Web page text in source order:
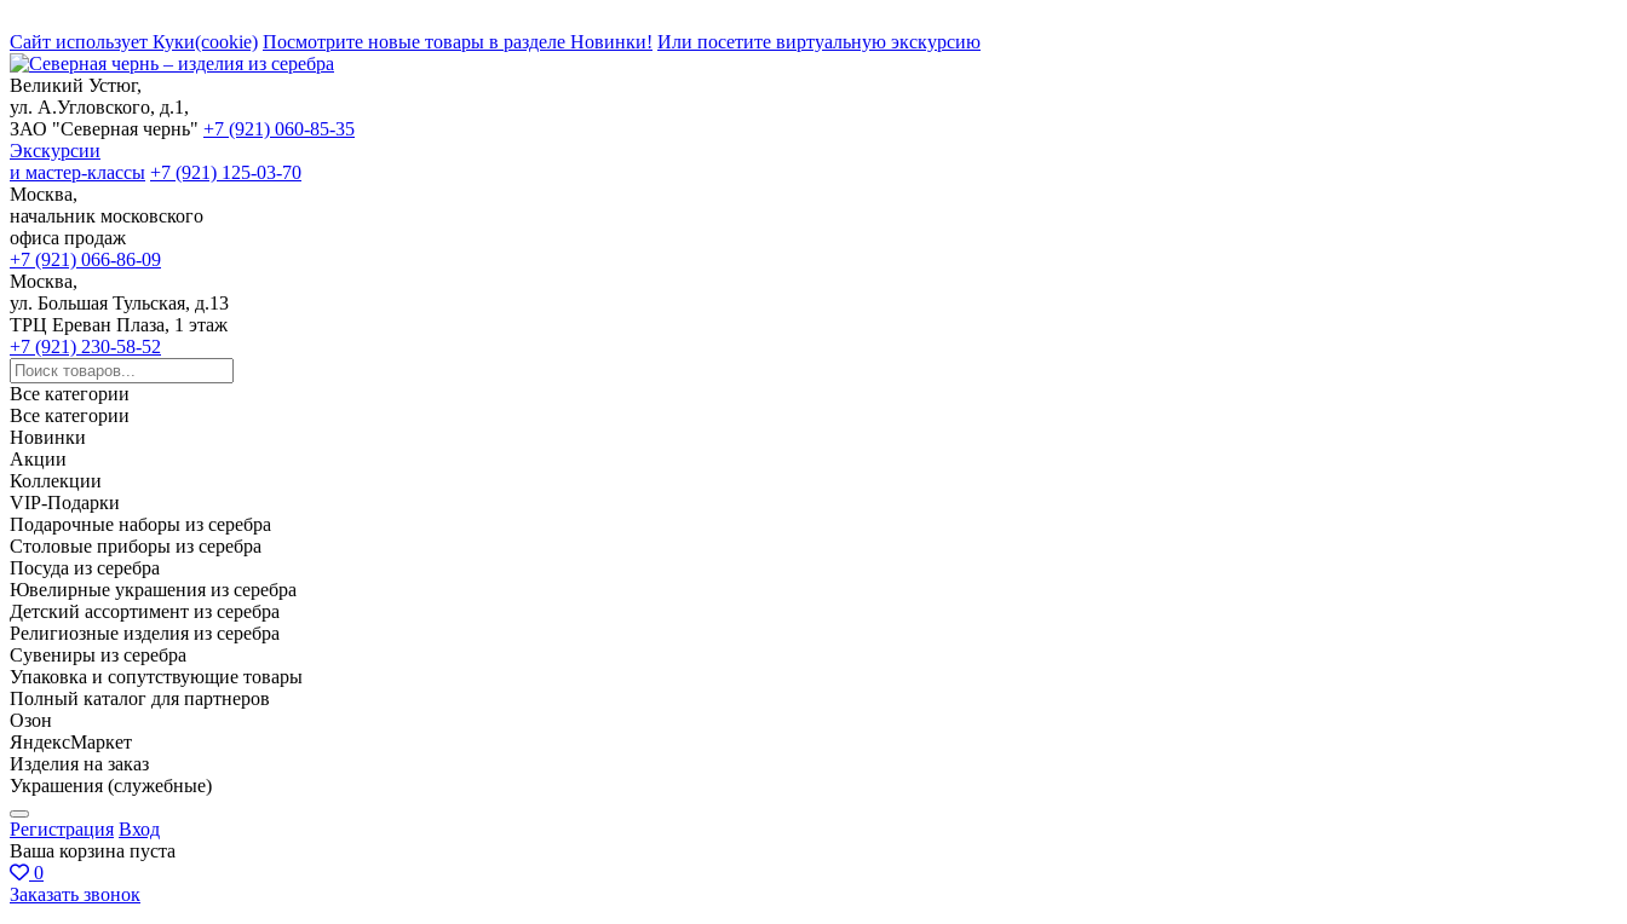
Сайт использует Куки(cookie) Посмотрите новые товары в разделе Новинки! Или посетите виртуальную экскурсию
Великий Устюг,
ул. А.Угловского, д.1,
ЗАО "Северная чернь" +7 (921) 060-85-35
Экскурсии
и мастер-классы +7 (921) 125-03-70
Москва,
начальник московского
офиса продаж
+7 (921) 066-86-09
Москва,
ул. Большая Тульская, д.13
ТРЦ Ереван Плаза, 1 этаж
+7 (921) 230-58-52
Все категории
Все категории
Новинки
Акции
Коллекции
VIP-Подарки
Подарочные наборы из серебра
Столовые приборы из серебра
Посуда из серебра
Ювелирные украшения из серебра
Детский ассортимент из серебра
Религиозные изделия из серебра
Сувениры из серебра
Упаковка и сопутствующие товары
Полный каталог для партнеров
Озон
ЯндексМаркет
Изделия на заказ
Украшения (служебные)
Регистрация Вход
Ваша корзина пуста
0
Заказать звонок